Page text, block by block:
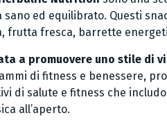
ed equilibrato. Questi
frutta fresca, barrette
a promuovere uno stile di
di fitness e benessere,
di salute e fitness che
all’aperto.